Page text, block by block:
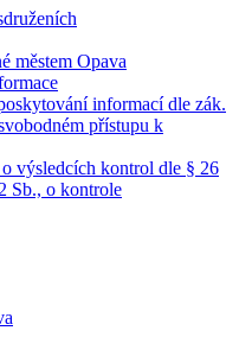
městem Opava
informací dle zák.
přístupu k
výsledcích kontrol dle § 26
Sb., o kontrole